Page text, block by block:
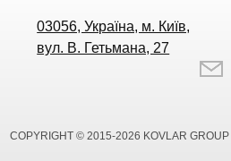
03056, Україна, м. Київ,
вул. В. Гетьмана, 27
COPYRIGHT © 2015-2026 KOVLAR